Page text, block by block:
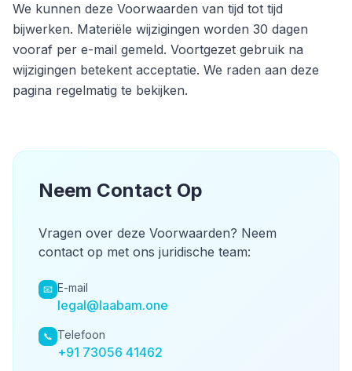
We kunnen deze Voorwaarden van tijd tot tijd
bijwerken. Materiële wijzigingen worden 30 dagen
vooraf per e-mail gemeld. Voortgezet gebruik na
wijzigingen betekent acceptatie. We raden aan deze
pagina regelmatig te bekijken.
Neem Contact Op
Vragen over deze Voorwaarden? Neem
contact op met ons juridische team:
📧 E-mail
legal@laabam.one
📞 Telefoon
+91 73056 41462